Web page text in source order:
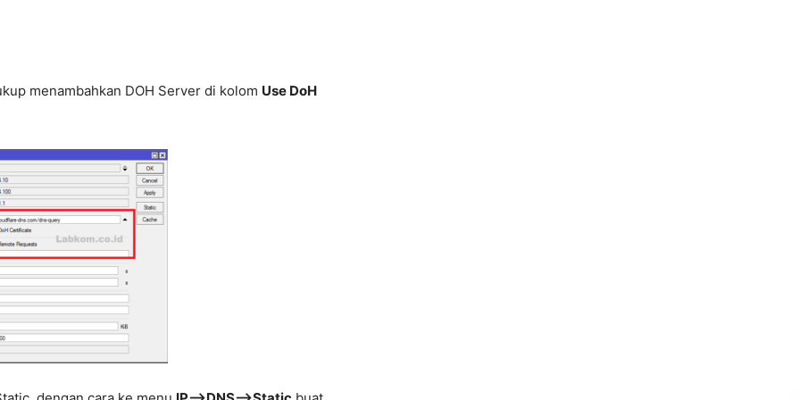
menambahkan DOH Server di kolom Use DoH